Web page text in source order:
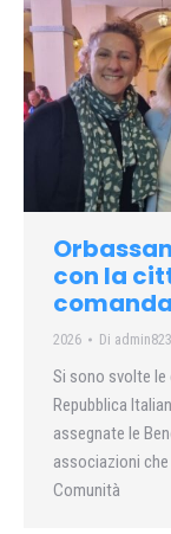
con la
2026 Di
Si sono svolte le
Repubblica
assegnate le
associazioni
Comunità